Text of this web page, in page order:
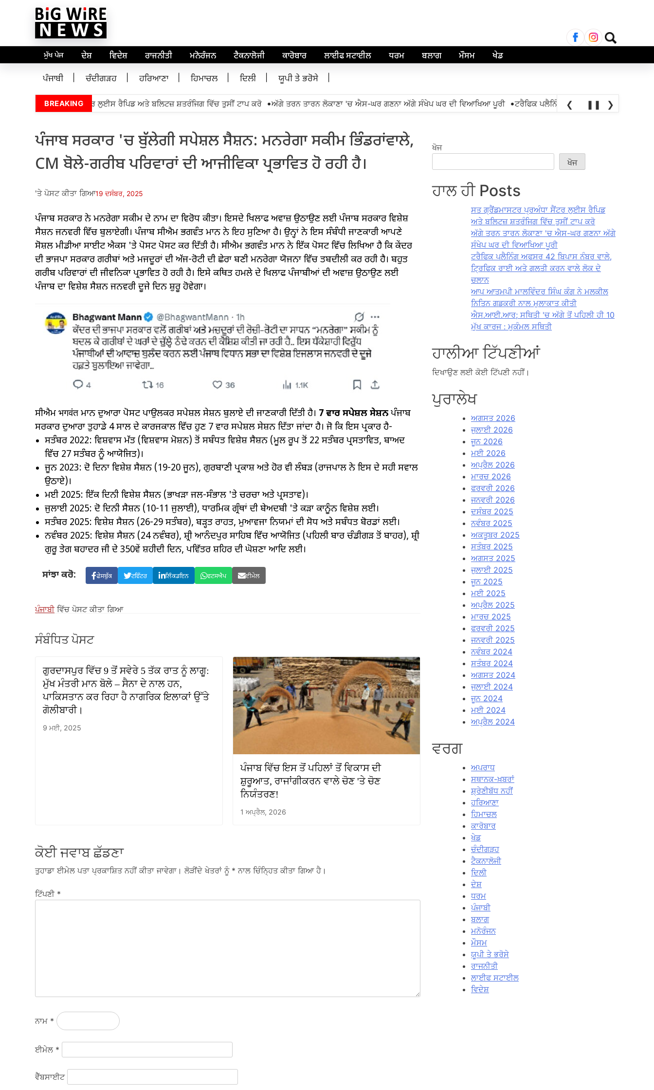
ਲਈ
ਖੋਜ:
ਮੁੱਖ ਪੇਜ ਦੇਸ਼ ਵਿਦੇਸ਼ ਰਾਜਨੀਤੀ ਮਨੋਰੰਜਨ ਟੈਕਨਾਲੋਜੀ ਕਾਰੋਬਾਰ ਲਾਈਫ ਸਟਾਈਲ ਧਰਮ ਬਲਾਗ ਮੌਸਮ ਖੇਡ
ਪੰਜਾਬੀ ਚੰਦੀਗੜਹ ਹਰਿਆਣਾ ਹਿਮਾਚਲ ਦਿਲੀ ਯੂਪੀ ਤੇ ਭਰੋਸੇ
BREAKING
ਗ੍ਰੈਂਡਮਾਸਟਰ ਪ੍ਰਅੰਧਾ ਸੈਂਟਰ ਲੁਈਸ ਰੈਪਿਡ ਅਤੇ ਬਲਿਟਜ਼ ਸ਼ਤਰੰਜਿਗ ਵਿੱਚ ਤੁਸੀਂ ਟਾਪ ਕਰੋ •ਅੱਗੇ ਤਰਨ ਤਾਰਨ ਲੋਕਾਣਾ 'ਚ ਐਸ-ਘਰ ਗਣਨਾ ਅੱਗੇ ਸੰਖੇਪ ਘਰ ਦੀ ਵਿਆਖਿਆ ਪੂਰੀ •ਟਰੈਫਿਕ ਪਲੈਨਿੰਗ ਅਫਸਰ 42 ਬਿਪਾਸ ਨੰਬਰ ਵਾਲੇ,
❮ ❚❚ ❯
ਪੰਜਾਬ ਸਰਕਾਰ 'ਚ ਬੁੱਲੇਗੀ ਸਪੇਸ਼ਲ ਸੈਸ਼ਨ: ਮਨਰੇਗਾ ਸਕੀਮ ਭਿੰਡਰਾਂਵਾਲੇ,
CM ਬੋਲੇ-ਗਰੀਬ ਪਰਿਵਾਰਾਂ ਦੀ ਆਜੀਵਿਕਾ ਪ੍ਰਭਾਵਿਤ ਹੋ ਰਹੀ ਹੈ।
'ਤੇ ਪੋਸਟ ਕੀਤਾ ਗਿਆ19 ਦਸੰਬਰ, 2025
ਪੰਜਾਬ ਸਰਕਾਰ ਨੇ ਮਨਰੇਗਾ ਸਕੀਮ ਦੇ ਨਾਮ ਦਾ ਵਿਰੋਧ ਕੀਤਾ। ਇਸਦੇ ਖਿਲਾਫ ਅਵਾਜ਼ ਉਠਾਉਣ ਲਈ ਪੰਜਾਬ ਸਰਕਾਰ ਵਿਸ਼ੇਸ਼
ਸੈਸ਼ਨ ਜਨਵਰੀ ਵਿੱਚ ਬੁਲਾਏਗੀ। ਪੰਜਾਬ ਸੀਐਮ ਭਗਵੰਤ ਮਾਨ ਨੇ ਇਹ ਸੁਣਿਆ ਹੈ। ਉਨ੍ਹਾਂ ਨੇ ਇਸ ਸੰਬੰਧੀ ਜਾਣਕਾਰੀ ਆਪਣੇ
ਸੋਸ਼ਲ ਮੀਡੀਆ ਸਾਈਟ ਐਕਸ 'ਤੇ ਪੋਸਟ ਪੋਸਟ ਕਰ ਦਿੱਤੀ ਹੈ। ਸੀਐਮ ਭਗਵੰਤ ਮਾਨ ਨੇ ਇੱਕ ਪੋਸਟ ਵਿੱਚ ਲਿਖਿਆ ਹੈ ਕਿ ਕੇਂਦਰ
ਦੀ ਭਾਜਪਾ ਸਰਕਾਰ ਗਰੀਬਾਂ ਅਤੇ ਮਜਦੂਰਾਂ ਦੀ ਅੱਜ-ਰੋਟੀ ਦੀ ਛੇਰਾ ਬਣੀ ਮਨਰੇਗਾ ਯੋਜਨਾ ਵਿੱਚ ਤਬਦੀਲੀ ਕਰ ਰਹੀ ਹੈ। ਬਹੁਤ
ਗਰੀਬ ਪਰਿਵਾਰਾਂ ਦੀ ਜੀਵਨਿਕਾ ਪ੍ਰਭਾਵਿਤ ਹੋ ਰਹੀ ਹੈ। ਇਸੇ ਕਥਿਤ ਹਮਲੇ ਦੇ ਖਿਲਾਫ ਪੰਜਾਬੀਆਂ ਦੀ ਅਵਾਜ਼ ਉਠਾਉਣ ਲਈ
ਪੰਜਾਬ ਦਾ ਵਿਸ਼ੇਸ਼ ਸੈਸ਼ਨ ਜਨਵਰੀ ਦੂਜੇ ਦਿਨ ਸ਼ੁਰੂ ਹੋਵੇਗਾ।
ਸੀਐਮ भगवंत ਮਾਨ ਦੁਆਰਾ ਪੋਸਟ ਪਾਉਲਕਰ ਸਪੇਸ਼ਲ ਸੇਸ਼ਨ ਬੁਲਾਏ ਦੀ ਜਾਣਕਾਰੀ ਦਿੱਤੀ ਹੈ। 7 ਵਾਰ ਸਪੇਸ਼ਲ ਸੇਸ਼ਨ ਪੰਜਾਬ
ਸਰਕਾਰ ਦੁਆਰਾ ਤੁਹਾਡੇ 4 ਸਾਲ ਦੇ ਕਾਰਜਕਾਲ ਵਿੱਚ ਹੁਣ 7 ਵਾਰ ਸਪੇਸ਼ਲ ਸੇਸ਼ਨ ਦਿੱਤਾ ਜਾਂਦਾ ਹੈ। ਜੋ ਕਿ ਇਸ ਪ੍ਰਕਾਰ ਹੈ-
ਸਤੰਬਰ 2022: ਵਿਸ਼ਵਾਸ ਮੱਤ (ਵਿਸ਼ਵਾਸ ਮੋਸ਼ਨ) ਤੋਂ ਸਬੰਧਤ ਵਿਸ਼ੇਸ਼ ਸੈਸ਼ਨ (ਮੂਲ ਰੂਪ ਤੋਂ 22 ਸਤੰਬਰ ਪ੍ਰਸਤਾਵਿਤ, ਬਾਅਦ
ਵਿੱਚ 27 ਸਤੰਬਰ ਨੂੰ ਆਯੋਜਿਤ)।
ਜੂਨ 2023: ਦੋ ਦਿਨਾ ਵਿਸ਼ੇਸ਼ ਸੈਸ਼ਨ (19-20 ਜੂਨ), ਗੁਰਬਾਣੀ ਪ੍ਰਕਾਸ਼ ਅਤੇ ਹੋਰ ਵੀ ਲੰਬੜ (ਰਾਜਪਾਲ ਨੇ ਇਸ ਦੇ ਸਹੀ ਸਵਾਲ
ਉਠਾਏ)।
ਮਈ 2025: ਇੱਕ ਦਿਨੀ ਵਿਸ਼ੇਸ਼ ਸੈਸ਼ਨ (ਭਾਖੜਾ ਜਲ-ਸੰਭਾਲ 'ਤੇ ਚਰਚਾ ਅਤੇ ਪ੍ਰਸਤਾਵ)।
ਜੁਲਾਈ 2025: ਦੋ ਦਿਨੀ ਸੈਸ਼ਨ (10-11 ਜੁਲਾਈ), ਧਾਰਮਿਕ ਗ੍ਰੰਥਾਂ ਦੀ ਬੇਅਦਬੀ 'ਤੇ ਕੜਾ ਕਾਨੂੰਨ ਵਿਸ਼ੇਸ਼ ਲਈ।
ਸਤੰਬਰ 2025: ਵਿਸ਼ੇਸ਼ ਸੈਸ਼ਨ (26-29 ਸਤੰਬਰ), ਬੜ੍ਹਤ ਰਾਹਤ, ਮੁਆਵਜਾ ਨਿਯਮਾਂ ਦੀ ਸੋਧ ਅਤੇ ਸਬੰਧਤ ਬੋਰਡਾਂ ਲਈ।
ਨਵੰਬਰ 2025: ਵਿਸ਼ੇਸ਼ ਸੈਸ਼ਨ (24 ਨਵੰਬਰ), ਸ਼੍ਰੀ ਆਨੰਦਪੁਰ ਸਾਹਿਬ ਵਿੱਚ ਆਯੋਜਿਤ (ਪਹਿਲੀ ਬਾਰ ਚੰਡੀਗੜ ਤੋਂ ਬਾਹਰ), ਸ਼੍ਰੀ
ਗੁਰੂ ਤੇਗ ਬਹਾਦਰ ਜੀ ਦੇ 350ਵੇਂ ਸ਼ਹੀਦੀ ਦਿਨ, ਪਵਿੱਤਰ ਸ਼ਹਿਰ ਦੀ ਘੋਸ਼ਣਾ ਆਦਿ ਲਈ।
ਸਾਂਝਾ ਕਰੋ: ਫੇਸਬੁੱਕ ਟਵਿੱਟਰ ਲਿੰਕਡਇਨ ਵਟਸਐਪ ਈਮੇਲ
ਪੰਜਾਬੀਵਿੱਚ ਪੋਸਟ ਕੀਤਾ ਗਿਆ
ਸੰਬੰਧਿਤ ਪੋਸਟ
ਗੁਰਦਾਸਪੁਰ ਵਿੱਚ 9 ਤੋਂ ਸਵੇਰੇ 5 ਤੱਕ ਰਾਤ ਨੂੰ ਲਾਗੂ:
ਮੁੱਖ ਮੰਤਰੀ ਮਾਨ ਬੋਲੇ ​​– ਸੈਨਾ ਦੇ ਨਾਲ ਹਨ,
ਪਾਕਿਸਤਾਨ ਕਰ ਰਿਹਾ ਹੈ ਨਾਗਰਿਕ ਇਲਾਕਾਂ ਉੱਤੇ
ਗੋਲੀਬਾਰੀ।
9 ਮਈ, 2025
ਪੰਜਾਬ ਵਿੱਚ ਇਸ ਤੋਂ ਪਹਿਲਾਂ ਤੋਂ ਵਿਕਾਸ ਦੀ
ਸ਼ੁਰੂਆਤ, ਰਾਜਾਂਗੀਕਰਨ ਵਾਲੇ ਚੋਣ 'ਤੇ ਚੋਣ
ਨਿਯੰਤਰਣ!
1 ਅਪ੍ਰੈਲ, 2026
ਕੋਈ ਜਵਾਬ ਛੱਡਣਾ
ਤੁਹਾਡਾ ਈਮੇਲ ਪਤਾ ਪ੍ਰਕਾਸ਼ਿਤ ਨਹੀਂ ਕੀਤਾ ਜਾਵੇਗਾ। ਲੋੜੀਂਦੇ ਖੇਤਰਾਂ ਨੂੰ * ਨਾਲ ਚਿੰਨ੍ਹਿਤ ਕੀਤਾ ਗਿਆ ਹੈ।
ਟਿੱਪਣੀ *
ਨਾਮ *
ਈਮੇਲ *
ਵੈੱਬਸਾਈਟ
ਖੋਜ
ਖੋਜ
ਹਾਲ ਹੀ Posts
ਸਤ ਗ੍ਰੈਂਡਮਾਸਟਰ ਪ੍ਰਅੰਧਾ ਸੈਂਟਰ ਲੁਈਸ ਰੈਪਿਡ
ਅਤੇ ਬਲਿਟਜ਼ ਸ਼ਤਰੰਜਿਗ ਵਿੱਚ ਤੁਸੀਂ ਟਾਪ ਕਰੋ
ਅੱਗੇ ਤਰਨ ਤਾਰਨ ਲੋਕਾਣਾ 'ਚ ਐਸ-ਘਰ ਗਣਨਾ ਅੱਗੇ
ਸੰਖੇਪ ਘਰ ਦੀ ਵਿਆਖਿਆ ਪੂਰੀ
ਟਰੈਫਿਕ ਪਲੈਨਿੰਗ ਅਫਸਰ 42 ਬਿਪਾਸ ਨੰਬਰ ਵਾਲੇ,
ਟ੍ਰਿਫਿਕ ਰਾਈ ਅਤੇ ਗਲਤੀ ਕਰਨ ਵਾਲੇ ਲੋਕ ਦੇ
ਚਲਾਨ
ਆਪ ਆਤਮਪੀ ਮਾਲਵਿੰਦਰ ਸਿੰਘ ਕੰਗ ਨੇ ਮਲਕੀਲ
ਨਿਤਿਨ ਗਡਕਰੀ ਨਾਲ ਮੁਲਾਕਾਤ ਕੀਤੀ
ਐਸ.ਆਈ.ਆਰ; ਸਥਿਤੀ 'ਚ ਅੱਗੇ ਤੋਂ ਪਹਿਲੀ ਹੀ 10
ਮੁੱਖ ਕਾਰਜ : ਮੁਕੰਮਲ ਸਥਿਤੀ
ਹਾਲੀਆ ਟਿੱਪਣੀਆਂ
ਦਿਖਾਉਣ ਲਈ ਕੋਈ ਟਿੱਪਣੀ ਨਹੀਂ।
ਪੁਰਾਲੇਖ
ਅਗਸਤ 2026
ਜੁਲਾਈ 2026
ਜੂਨ 2026
ਮਈ 2026
ਅਪ੍ਰੈਲ 2026
ਮਾਰਚ 2026
ਫਰਵਰੀ 2026
ਜਨਵਰੀ 2026
ਦਸੰਬਰ 2025
ਨਵੰਬਰ 2025
ਅਕਤੂਬਰ 2025
ਸਤੰਬਰ 2025
ਅਗਸਤ 2025
ਜੁਲਾਈ 2025
ਜੂਨ 2025
ਮਈ 2025
ਅਪ੍ਰੈਲ 2025
ਮਾਰਚ 2025
ਫਰਵਰੀ 2025
ਜਨਵਰੀ 2025
ਨਵੰਬਰ 2024
ਸਤੰਬਰ 2024
ਅਗਸਤ 2024
ਜੁਲਾਈ 2024
ਜੂਨ 2024
ਮਈ 2024
ਅਪ੍ਰੈਲ 2024
ਵਰਗ
ਅਪਰਾਧ
ਸਥਾਨਕ-ਖ਼ਬਰਾਂ
ਸ਼੍ਰੇਣੀਬੱਧ ਨਹੀਂ
ਹਰਿਆਣਾ
ਹਿਮਾਚਲ
ਕਾਰੋਬਾਰ
ਖੇਡ
ਚੰਦੀਗੜਹ
ਟੈਕਨਾਲੋਜੀ
ਦਿਲੀ
ਦੇਸ਼
ਧਰਮ
ਪੰਜਾਬੀ
ਬਲਾਗ
ਮਨੋਰੰਜਨ
ਮੌਸਮ
ਯੂਪੀ ਤੇ ਭਰੋਸੇ
ਰਾਜਨੀਤੀ
ਲਾਈਫ ਸਟਾਈਲ
ਵਿਦੇਸ਼